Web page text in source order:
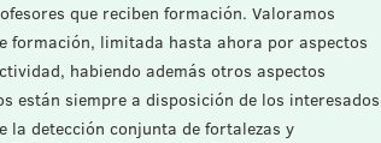
que reciben formación. Valoramos
formación, limitada hasta ahora por aspectos
habiendo además otros aspectos
están siempre a disposición de los interesados
la detección conjunta de fortalezas y